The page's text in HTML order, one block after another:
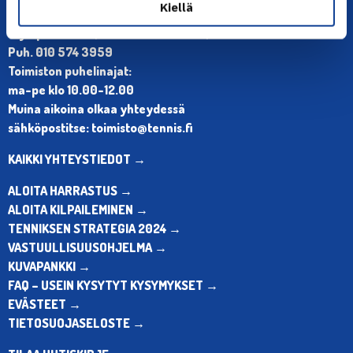
Kiellä
Puh. 010 574 3959
Toimiston puhelinajat:
ma-pe klo 10.00-12.00
Muina aikoina olkaa yhteydessä
sähköpostitse: toimisto@tennis.fi
KAIKKI YHTEYSTIEDOT →
ALOITA HARRASTUS →
ALOITA KILPAILEMINEN →
TENNIKSEN STRATEGIA 2024 →
VASTUULLISUUSOHJELMA →
KUVAPANKKI →
FAQ – USEIN KYSYTYT KYSYMYKSET →
EVÄSTEET →
TIETOSUOJASELOSTE →